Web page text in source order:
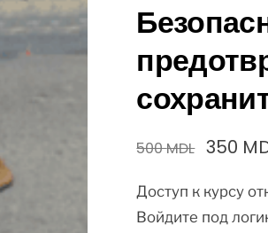
500MDL 350
Доступ к курсу
Войдите под